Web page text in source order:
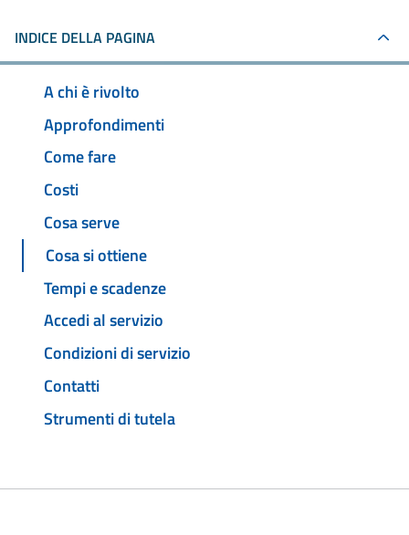
INDICE DELLA PAGINA
A chi è rivolto
Approfondimenti
Come fare
Costi
Cosa serve
Cosa si ottiene
Tempi e scadenze
Accedi al servizio
Condizioni di servizio
Contatti
Strumenti di tutela